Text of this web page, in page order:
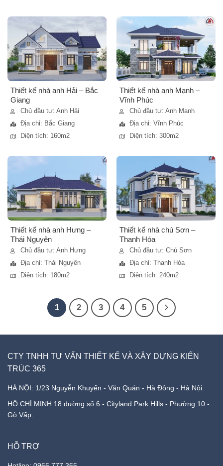
Thiết kế nhà anh Hải – Bắc
Giang
Chủ đầu tư: Anh Hải
Địa chỉ: Bắc Giang
Diện tích: 160m2
Thiết kế nhà anh Mạnh –
Vĩnh Phúc
Chủ đầu tư: Anh Manh
Địa chỉ: Vĩnh Phúc
Diện tích: 300m2
Thiết kế nhà anh Hưng –
Thái Nguyên
Chủ đầu tư: Anh Hưng
Địa chỉ: Thái Nguyên
Diện tích: 180m2
Thiết kế nhà chú Sơn –
Thanh Hóa
Chủ đầu tư: Chú Sơn
Địa chỉ: Thanh Hóa
Diện tích: 240m2
1 2 3 4 5
CTY TNHH TƯ VẤN THIẾT KẾ VÀ XÂY DỰNG KIẾN
TRÚC 365
HÀ NỘI: 1/23 Nguyễn Khuyến - Văn Quán - Hà Đông - Hà Nội.
HỒ CHÍ MINH:18 đường số 6 - Cityland Park Hills - Phường 10 -
Gò Vấp.
HỖ TRỢ